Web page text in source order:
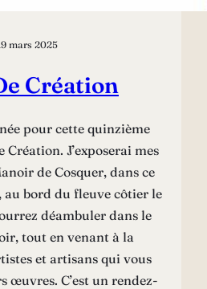
mars 2025
Création
pour cette quinzième
J’exposerai mes
de Cosquer, dans ce
bord du fleuve côtier le
déambuler dans le
tout en venant à la
et artisans qui vous
œuvres. C’est un rendez-